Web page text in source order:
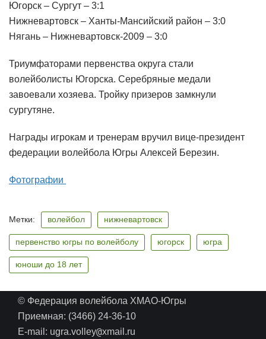
Югорск – Сургут – 3:1
Нижневартовск – Ханты-Мансийский район – 3:0
Нягань – Нижневартовск-2009 – 3:0
Триумфаторами первенства округа стали
волейболисты Югорска. Серебряные медали
завоевали хозяева. Тройку призеров замкнули
сургутяне.
Награды игрокам и тренерам вручил вице-президент
федерации волейбола Югры Алексей Березин.
Фотографии
Метки: волейбол нижневартовск
первенство югры по волейболу югорск югра
юноши до 18 лет
© Федерация волейбола ХМАО-Югры
Приемная: (3466) 24-36-10
E-mail: ugra.volley@xmail.ru